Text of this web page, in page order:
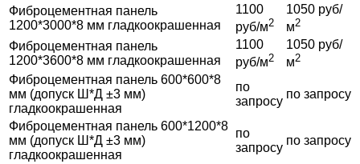
Фиброцементная панель
1200*3000*8 мм гладкоокрашенная
1100
руб/м2
1050 руб/
м2
Фиброцементная панель
1200*3600*8 мм гладкоокрашенная
1100
руб/м2
1050 руб/
м2
Фиброцементная панель 600*600*8
мм (допуск Ш*Д ±3 мм)
гладкоокрашенная
по
запросу
по запросу
Фиброцементная панель 600*1200*8
мм (допуск Ш*Д ±3 мм)
гладкоокрашенная
по
запросу
по запросу